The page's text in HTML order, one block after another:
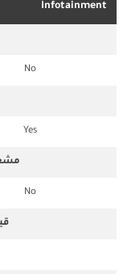
Infotainment
No
Yes
No